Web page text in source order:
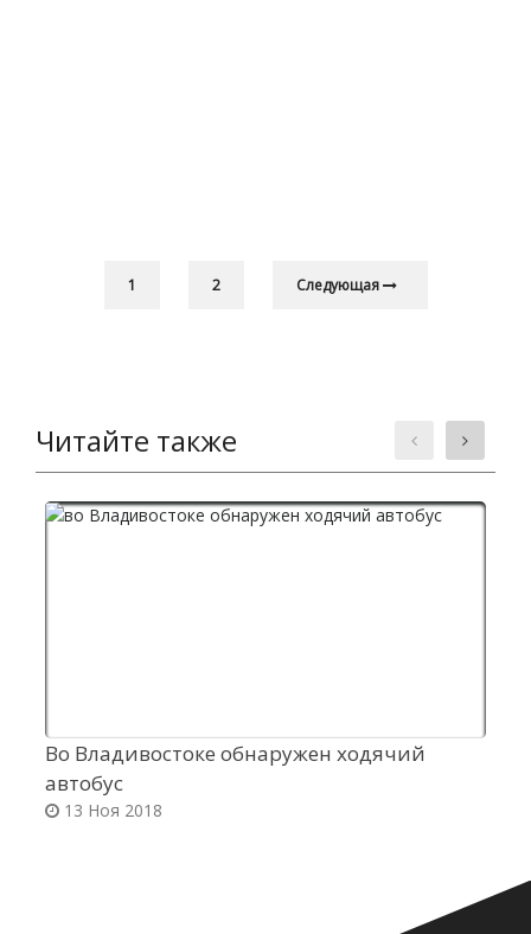
1 2 Следующая
Читайте также
Во Владивостоке обнаружен ходячий
автобус
13 Ноя 2018